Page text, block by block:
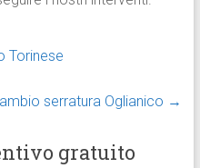
Torinese
serratura Oglianico →
gratuito